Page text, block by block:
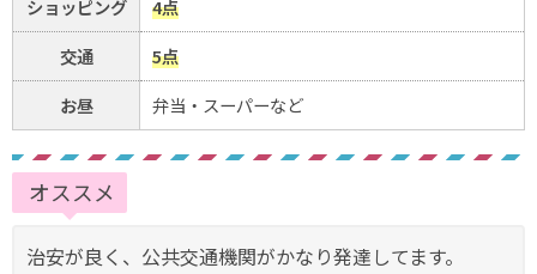
ショッピング
4点
交通
5点
お昼
弁当・スーパーなど
オススメ
治安が良く、公共交通機関がかなり発達してます。